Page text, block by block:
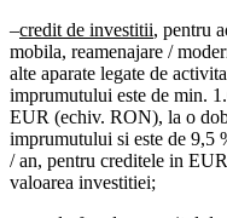
–credit de investitii, pentru
mobila, reamenajare /
alte aparate legate de
imprumutului este de min.
EUR (echiv. RON), la o
imprumutului si este de 9,5
/ an, pentru creditele in
valoarea investitiei;